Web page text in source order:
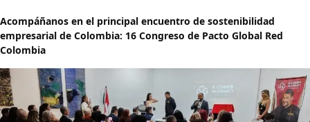
Acompáñanos en el principal encuentro de sostenibilidad
empresarial de Colombia: 16 Congreso de Pacto Global Red
Colombia